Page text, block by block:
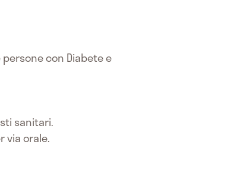
con Diabete e
sanitari.
via orale.